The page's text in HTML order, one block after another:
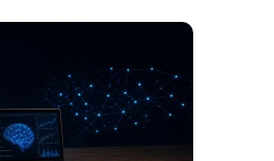
50.49 zł
99.00zł (-49%)